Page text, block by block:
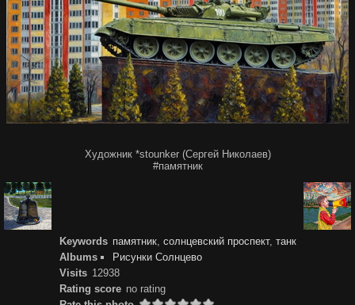
Художник *stounker (Сергей Николаев)
#памятник
Keywords памятник солнцевский проспект, танк
Albums
Рисунки Солнцево
Visits 12938
Rating score no rating